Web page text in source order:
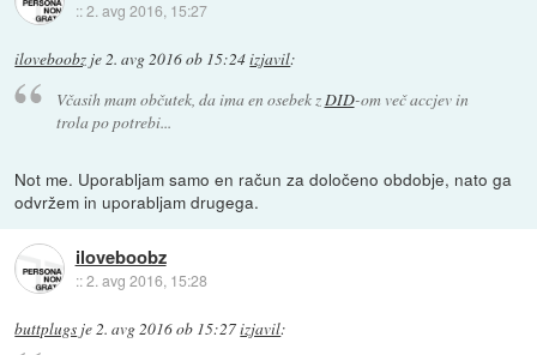
::2. avg 2016, 15:27
iloveboobz je2. avg 2016 ob 15:24izjavil:
Včasih mam občutek, da ima en osebek z DID-om več accjev in
trola po potrebi...
Not me. Uporabljam samo en račun za določeno obdobje, nato ga
odvržem in uporabljam drugega.
iloveboobz
::2. avg 2016, 15:28
buttplugs je 2. avg 2016 ob 15:27izjavil: